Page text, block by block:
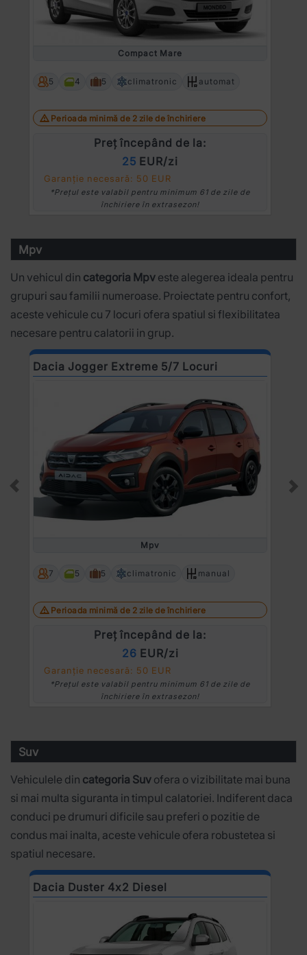
Compact Mare
5 4 5 climatronic automat
Perioada minimă de 2 zile de închiriere
Preț începând de la:
25 EUR/zi
Garanție necesară: 50 EUR
*Prețul este valabil pentru minimum 61 de zile de
închiriere în extrasezon!
Mpv
Un vehicul din categoria Mpv este alegerea ideala pentru
grupuri sau familii numeroase. Proiectate pentru confort,
aceste vehicule cu 7 locuri ofera spatiul si flexibilitatea
necesare pentru calatorii in grup.
Dacia Jogger Extreme 5/7 Locuri
Mpv
7 5 5 climatronic manual
Perioada minimă de 2 zile de închiriere
Preț începând de la:
26 EUR/zi
Garanție necesară: 50 EUR
*Prețul este valabil pentru minimum 61 de zile de
închiriere în extrasezon!
Suv
Vehiculele din categoria Suv ofera o vizibilitate mai buna
si mai multa siguranta in timpul calatoriei. Indiferent daca
conduci pe drumuri dificile sau preferi o pozitie de
condus mai inalta, aceste vehicule ofera robustetea si
spatiul necesare.
Dacia Duster 4x2 Diesel